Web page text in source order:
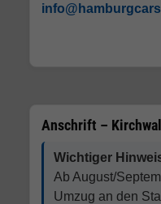
Anschrift –
Wichtiger
Ab August/
Umzug an den